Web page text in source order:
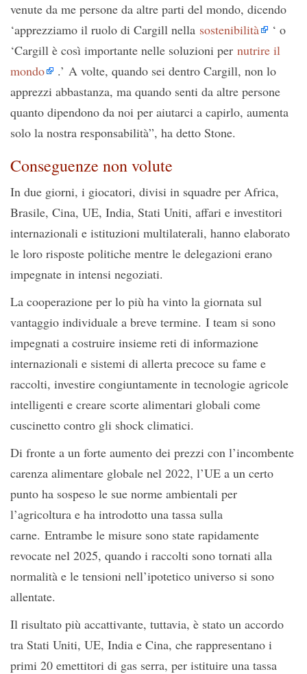
venute da me persone da altre parti del mondo, dicendo
‘apprezziamo il ruolo di Cargill nella sostenibilità
‘ o
‘Cargill è così importante nelle soluzioni per nutrire il
mondo
.’ A volte, quando sei dentro Cargill, non lo
apprezzi abbastanza, ma quando senti da altre persone
quanto dipendono da noi per aiutarci a capirlo, aumenta
solo la nostra responsabilità”, ha detto Stone.
Conseguenze non volute
In due giorni, i giocatori, divisi in squadre per Africa,
Brasile, Cina, UE, India, Stati Uniti, affari e investitori
internazionali e istituzioni multilaterali, hanno elaborato
le loro risposte politiche mentre le delegazioni erano
impegnate in intensi negoziati.
La cooperazione per lo più ha vinto la giornata sul
vantaggio individuale a breve termine. I team si sono
impegnati a costruire insieme reti di informazione
internazionali e sistemi di allerta precoce su fame e
raccolti, investire congiuntamente in tecnologie agricole
intelligenti e creare scorte alimentari globali come
cuscinetto contro gli shock climatici.
Di fronte a un forte aumento dei prezzi con l’incombente
carenza alimentare globale nel 2022, l’UE a un certo
punto ha sospeso le sue norme ambientali per
l’agricoltura e ha introdotto una tassa sulla
carne. Entrambe le misure sono state rapidamente
revocate nel 2025, quando i raccolti sono tornati alla
normalità e le tensioni nell’ipotetico universo si sono
allentate.
Il risultato più accattivante, tuttavia, è stato un accordo
tra Stati Uniti, UE, India e Cina, che rappresentano i
primi 20 emettitori di gas serra, per istituire una tassa